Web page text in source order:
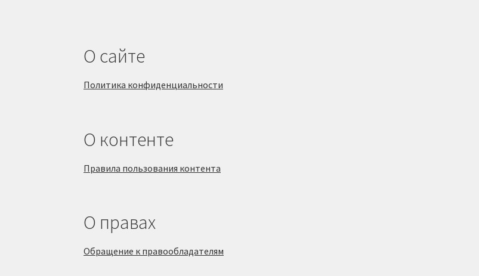
О сайте
Политика конфиденциальности
О контенте
Правила пользования контента
О правах
Обращение к правообладателям